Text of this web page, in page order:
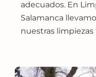
adecuados. En
Salamanca
nuestras limpiezas